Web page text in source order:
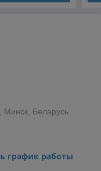
Беларусь
график работы